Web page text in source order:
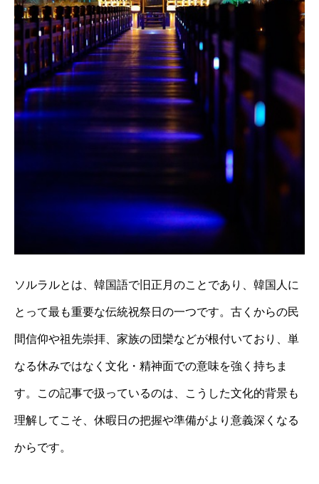
ソルラルとは、韓国語で旧正月のことであり、韓国人に
とって最も重要な伝統祝祭日の一つです。古くからの民
間信仰や祖先崇拝、家族の団欒などが根付いており、単
なる休みではなく文化・精神面での意味を強く持ちま
す。この記事で扱っているのは、こうした文化的背景も
理解してこそ、休暇日の把握や準備がより意義深くなる
からです。